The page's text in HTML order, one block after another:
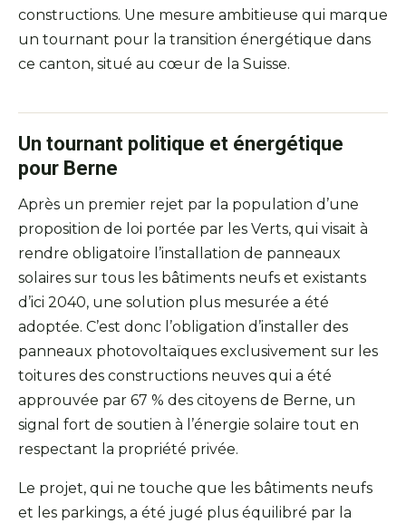
constructions. Une mesure ambitieuse qui marque
un tournant pour la transition énergétique dans
ce canton, situé au cœur de la Suisse.
Un tournant politique et énergétique
pour Berne
Après un premier rejet par la population d’une
proposition de loi portée par les Verts, qui visait à
rendre obligatoire l’installation de panneaux
solaires sur tous les bâtiments neufs et existants
d’ici 2040, une solution plus mesurée a été
adoptée. C’est donc l’obligation d’installer des
panneaux photovoltaïques exclusivement sur les
toitures des constructions neuves qui a été
approuvée par 67 % des citoyens de Berne, un
signal fort de soutien à l’énergie solaire tout en
respectant la propriété privée.
Le projet, qui ne touche que les bâtiments neufs
et les parkings, a été jugé plus équilibré par la